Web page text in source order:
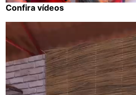
Confira vídeos